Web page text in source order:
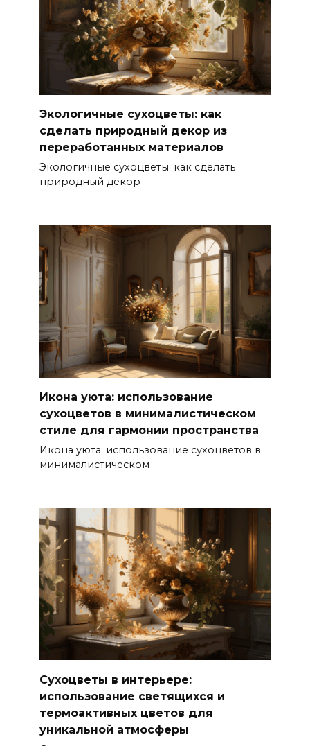
Экологичные сухоцветы: как
сделать природный декор из
переработанных материалов
Экологичные сухоцветы: как сделать
природный декор
Икона уюта: использование
сухоцветов в минималистическом
стиле для гармонии пространства
Икона уюта: использование сухоцветов в
минималистическом
Сухоцветы в интерьере:
использование светящихся и
термоактивных цветов для
уникальной атмосферы